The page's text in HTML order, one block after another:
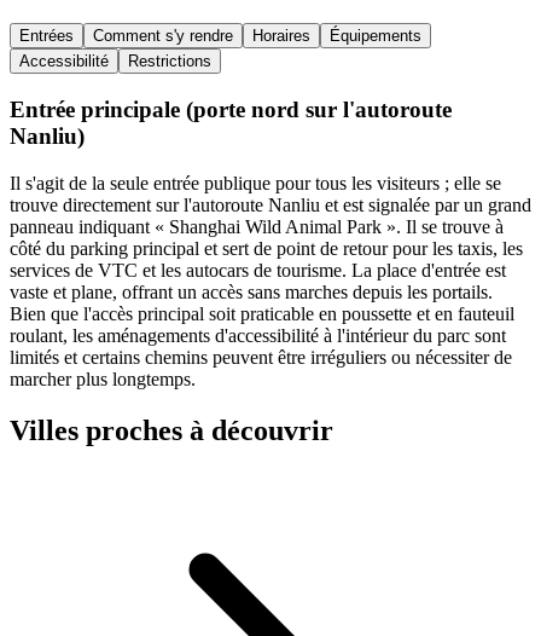
Entrées Comment s'y rendre Horaires
Équipements
Accessibilité
Restrictions
Entrée principale (porte nord sur l'autoroute
Nanliu)
Il s'agit de la seule entrée publique pour tous les visiteurs ; elle se
trouve directement sur l'autoroute Nanliu et est signalée par un grand
panneau indiquant « Shanghai Wild Animal Park ». Il se trouve à
côté du parking principal et sert de point de retour pour les taxis, les
services de VTC et les autocars de tourisme. La place d'entrée est
vaste et plane, offrant un accès sans marches depuis les portails.
Bien que l'accès principal soit praticable en poussette et en fauteuil
roulant, les aménagements d'accessibilité à l'intérieur du parc sont
limités et certains chemins peuvent être irréguliers ou nécessiter de
marcher plus longtemps.
Villes proches à découvrir